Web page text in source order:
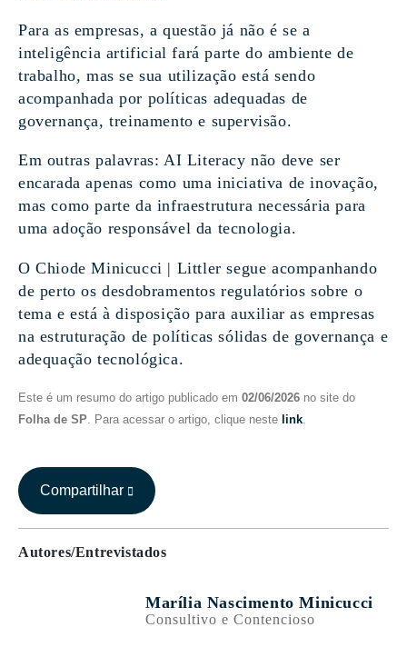
Para as empresas, a questão já não é se a
inteligência artificial fará parte do ambiente de
trabalho, mas se sua utilização está sendo
acompanhada por políticas adequadas de
governança, treinamento e supervisão.
Em outras palavras: AI Literacy não deve ser
encarada apenas como uma iniciativa de inovação,
mas como parte da infraestrutura necessária para
uma adoção responsável da tecnologia.
O Chiode Minicucci | Littler segue acompanhando
de perto os desdobramentos regulatórios sobre o
tema e está à disposição para auxiliar as empresas
na estruturação de políticas sólidas de governança e
adequação tecnológica.
Este é um resumo do artigo publicado em 02/06/2026 no site do
Folha de SP. Para acessar o artigo, clique neste link.
Compartilhar
Autores/Entrevistados
Marília Nascimento Minicucci
Consultivo e Contencioso